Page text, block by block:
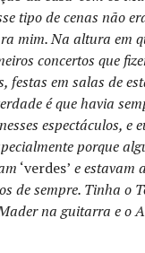
tipo de cenas não
mim. Na altura em
concertos que
festas em salas de
é que havia
espectáculos, e
porque
‘verdes’ e estavam
de sempre. Tinha o
na guitarra e o